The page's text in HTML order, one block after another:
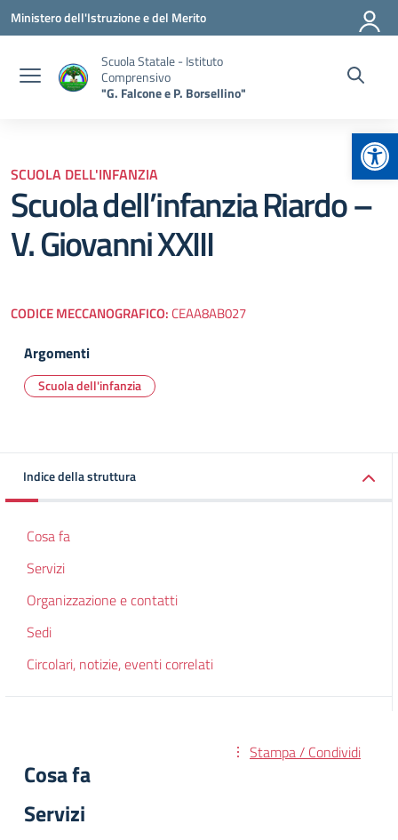
Vai ai contenuti
Vai al menu di navigazione
Vai al footer
Ministero dell'Istruzione e del Merito
Scuola Statale - Istituto
Comprensivo
"G. Falcone e P. Borsellino"
SCUOLA DELL'INFANZIA
Scuola dell’infanzia Riardo –
V. Giovanni XXIII
CODICE MECCANOGRAFICO: CEAA8AB027
Argomenti
Scuola dell'infanzia
Indice della struttura
Cosa fa
Servizi
Organizzazione e contatti
Sedi
Circolari, notizie, eventi correlati
Stampa / Condividi
Cosa fa
Servizi